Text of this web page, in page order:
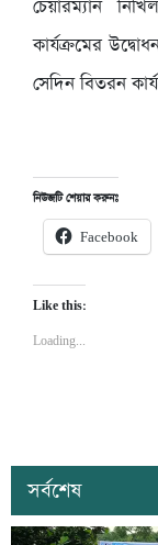
চেয়ারম্যান
কার্যক্রমের
সেদিন বিতরন
নিউজটি শেয়ার করুনঃ
Facebook
Like this:
Loading...
সর্বশেষ